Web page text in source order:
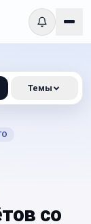
со
Темы